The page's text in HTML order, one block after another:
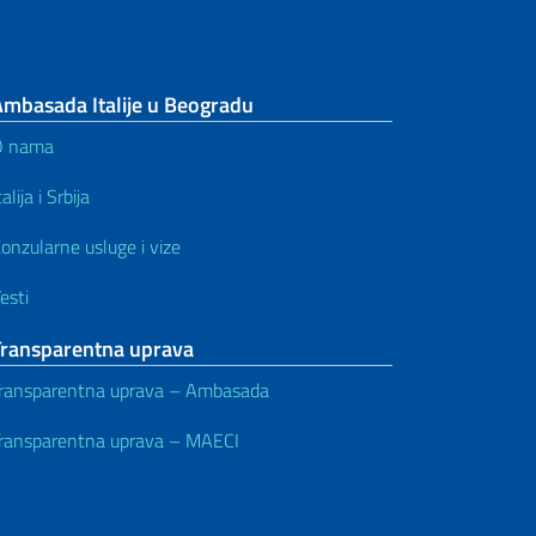
Italije u Beogradu
nama
i Srbija
usluge i vize
uprava
uprava – Ambasada
uprava – MAECI